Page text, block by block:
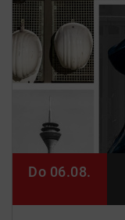
Do 06.08.